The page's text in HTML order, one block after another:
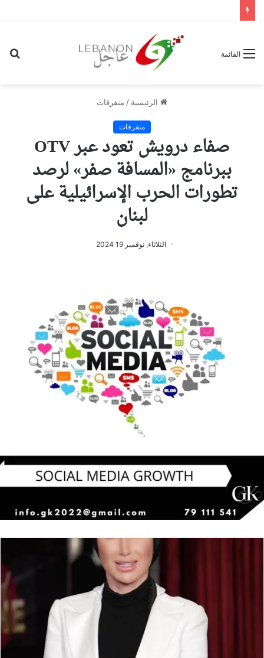
القائمة
الرئيسية / متفرقات
متفرقات
صفاء درويش تعود عبر OTV
ببرنامج «المسافة صفر» لرصد
تطورات الحرب الإسرائيلية على
لبنان
الثلاثاء, نوفمبر 19 2024